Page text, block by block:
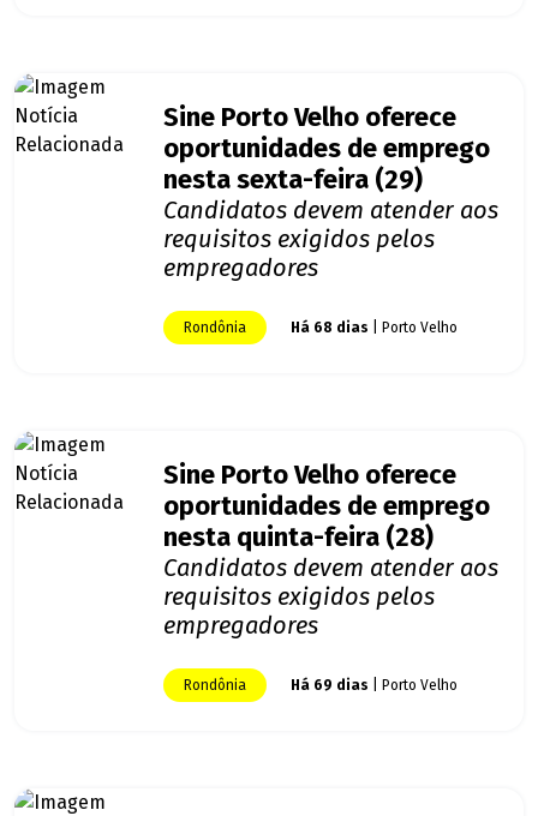
Sine Porto Velho oferece
oportunidades de emprego
nesta sexta-feira (29)
Candidatos devem atender aos
requisitos exigidos pelos
empregadores
Rondônia Há 68 dias | Porto Velho
Sine Porto Velho oferece
oportunidades de emprego
nesta quinta-feira (28)
Candidatos devem atender aos
requisitos exigidos pelos
empregadores
Rondônia Há 69 dias | Porto Velho